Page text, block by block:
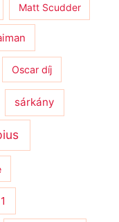
Matt Scudder
Oscar díj
sárkány